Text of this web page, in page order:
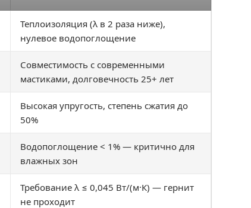
Теплоизоляция (λ в 2 раза ниже),
нулевое водопоглощение
Совместимость с современными
мастиками, долговечность 25+ лет
Высокая упругость, степень сжатия до
50%
Водопоглощение < 1% — критично для
влажных зон
Требование λ ≤ 0,045 Вт/(м·К) — гернит
не проходит